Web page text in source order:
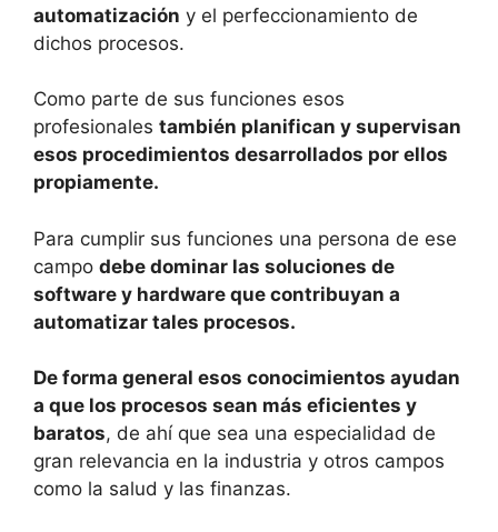
automatización y el perfeccionamiento de
dichos procesos.
Como parte de sus funciones esos
profesionales también planifican y supervisan
esos procedimientos desarrollados por ellos
propiamente.
Para cumplir sus funciones una persona de ese
campo debe dominar las soluciones de
software y hardware que contribuyan a
automatizar tales procesos.
De forma general esos conocimientos ayudan
a que los procesos sean más eficientes y
baratos, de ahí que sea una especialidad de
gran relevancia en la industria y otros campos
como la salud y las finanzas.